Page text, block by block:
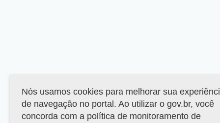
Nós usamos cookies para melhorar sua
de navegação no portal. Ao utilizar o gov.br, você
concorda com a política de monitoramento de